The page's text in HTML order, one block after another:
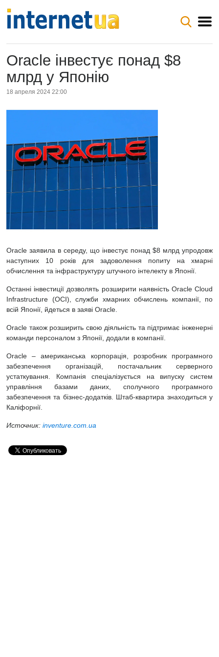
Oracle інвестує понад $8
млрд у Японію
18 апреля 2024 22:00
Oracle заявила в середу, що інвестує понад $8 млрд упродовж
наступних 10 років для задоволення попиту на хмарні
обчислення та інфраструктуру штучного інтелекту в Японії.
Останні інвестиції дозволять розширити наявність Oracle Cloud
Infrastructure (OCI), служби хмарних обчислень компанії, по
всій Японії, йдеться в заяві Oracle.
Oracle також розширить свою діяльність та підтримає інженерні
команди персоналом з Японії, додали в компанії.
Oracle – американська корпорація, розробник програмного
забезпечення організацій, постачальник серверного
устаткування. Компанія спеціалізується на випуску систем
управління базами даних, сполучного програмного
забезпечення та бізнес-додатків. Штаб-квартира знаходиться у
Каліфорнії.
Источник: inventure.com.ua